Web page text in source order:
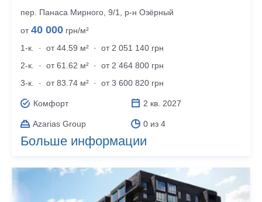
пер. Панаса Мирного, 9/1, р‑н Озёрный
от40 000 грн/м²
1-к.
· от 44.59 м² ·
от 2 051 140 грн
2-к.
· от 61.62 м² ·
от 2 464 800 грн
3-к.
· от 83.74 м² · от 3 600 820 грн
Комфорт 2 кв. 2027
Azarias Group 0 из 4
Больше информации